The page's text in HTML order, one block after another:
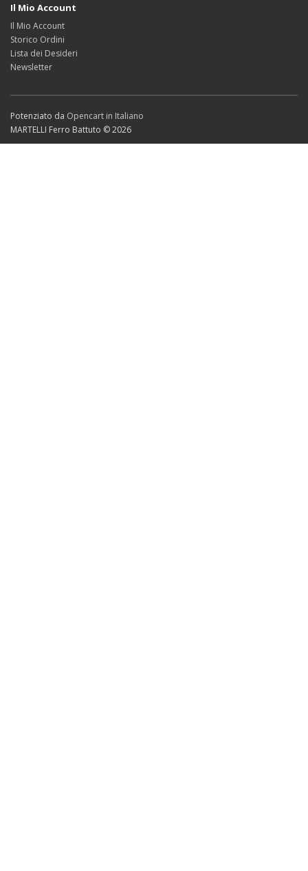
Il Mio Account
Il Mio Account
Storico Ordini
Lista dei Desideri
Newsletter
Potenziato da Opencart in Italiano
MARTELLI Ferro Battuto © 2026